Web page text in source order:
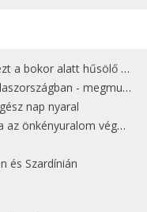
hűsölő cicát Kisorosziban
- megmutatjuk a 15 legjobbat
nap nyaral
végét jelentette
és Szardínián